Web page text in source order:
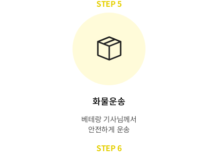
STEP 5
화물운송
베테랑 기사님께서
안전하게 운송
STEP 6